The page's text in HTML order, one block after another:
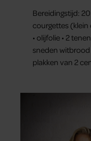
Bereidingstijd:
courgettes (klein
• olijfolie • 2
sneden witbrood
plakken van 2